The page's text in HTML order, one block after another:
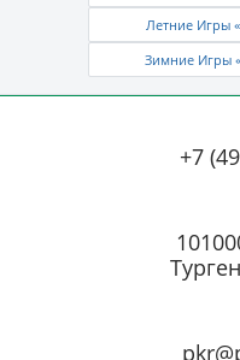
Летние Игры
Зимние Игры
+7